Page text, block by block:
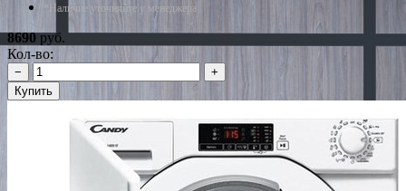
*Наличие уточняйте у менеджера
8690руб.
Кол-во:
−
+
Купить